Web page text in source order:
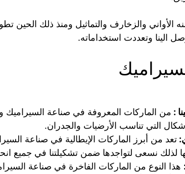
والزخارف والتماثيل ومنذ ذلك الحين
الينا وتعددت استخداماته.
: من الماركات المعروفة في صناعة السيراميك
التي تناسب الأرضيات والجدران.
تعد من أبرز الماركات الإيطالية في صناعة
لذلك نسعى لتواجدها ضمن تشكيلتنا في جميع
هذا النوع من الماركات الفاخرة في صناعة